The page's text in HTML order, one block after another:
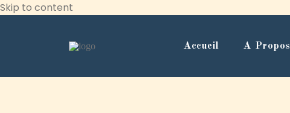
Skip to content
Accueil A Propos